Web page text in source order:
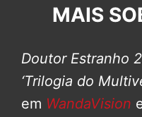
MAIS
Doutor Estranho 2
‘Trilogia do
em WandaVision